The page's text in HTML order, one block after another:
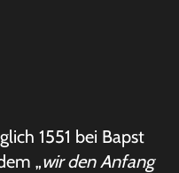
1551 bei Bapst
„wir den Anfang